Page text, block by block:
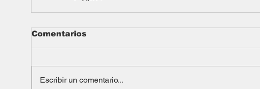
Comentarios
Escribir un comentario...